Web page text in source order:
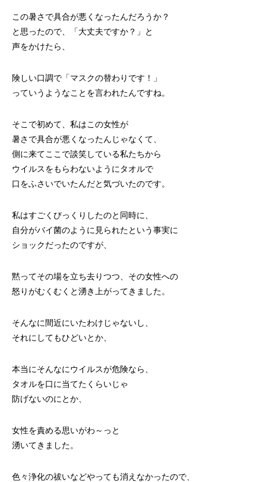
この暑さで具合が悪くなったんだろうか？
と思ったので、「大丈夫ですか？」と
声をかけたら、
険しい口調で「マスクの替わりです！」
っていうようなことを言われたんですね。
そこで初めて、私はこの女性が
暑さで具合が悪くなったんじゃなくて、
側に来てここで談笑している私たちから
ウイルスをもらわないようにタオルで
口をふさいでいたんだと気づいたのです。
私はすごくびっくりしたのと同時に、
自分がバイ菌のように見られたという事実に
ショックだったのですが、
黙ってその場を立ち去りつつ、その女性への
怒りがむくむくと湧き上がってきました。
そんなに間近にいたわけじゃないし、
それにしてもひどいとか、
本当にそんなにウイルスが危険なら、
タオルを口に当てたくらいじゃ
防げないのにとか、
女性を責める思いがわ～っと
湧いてきました。
色々浄化の祓いなどやっても消えなかったので、